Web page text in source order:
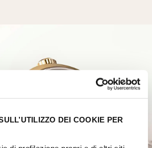
DEI COOKIE PER